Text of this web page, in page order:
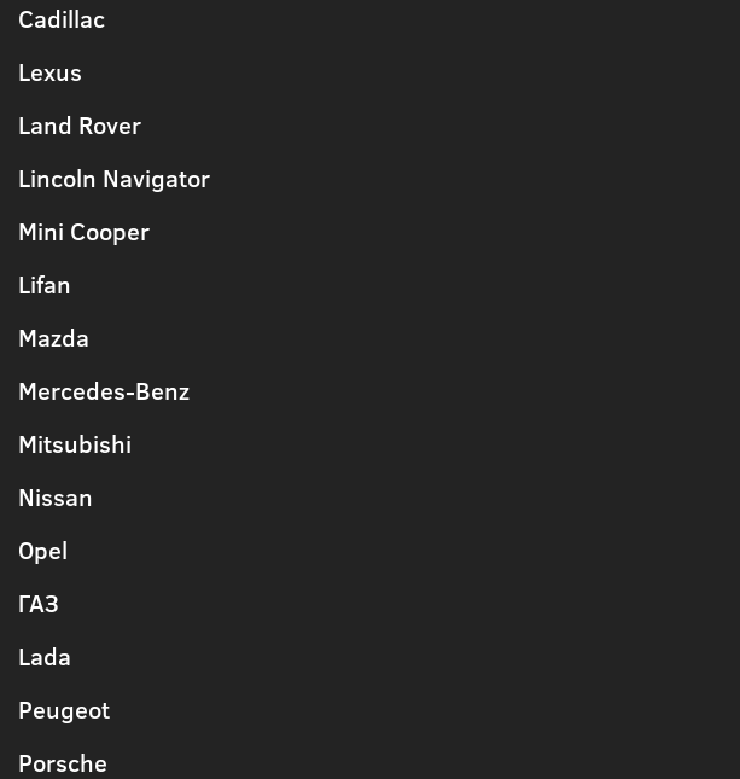
Cadillac
Lexus
Land Rover
Lincoln Navigator
Mini Cooper
Lifan
Mazda
Mercedes-Benz
Mitsubishi
Nissan
Opel
ГАЗ
Lada
Peugeot
Porsche